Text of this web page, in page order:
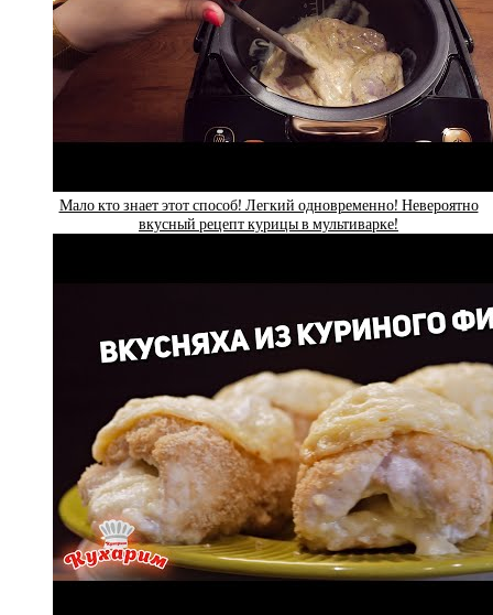
Мало кто знает этот способ! Легкий одновременно! Невероятно
вкусный рецепт курицы в мультиварке!